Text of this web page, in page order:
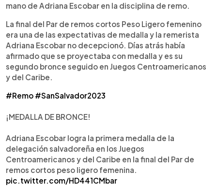
mano de Adriana Escobar en la disciplina de remo.
La final del Par de remos cortos Peso Ligero femenino
era una de las expectativas de medalla y la remerista
Adriana Escobar no decepcionó. Días atrás había
afirmado que se proyectaba con medalla y es su
segundo bronce seguido en Juegos Centroamericanos
y del Caribe.
#Remo #SanSalvador2023
¡MEDALLA DE BRONCE!
Adriana Escobar logra la primera medalla de la
delegación salvadoreña en los Juegos
Centroamericanos y del Caribe en la final del Par de
remos cortos peso ligero femenina.
pic.twitter.com/HD441CMbar